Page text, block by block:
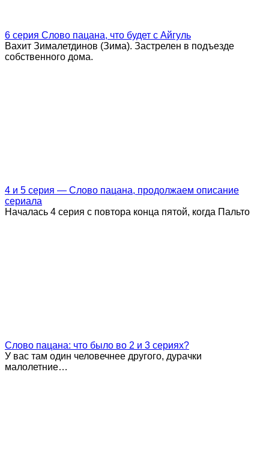
6 серия Слово пацана, что будет с Айгуль
Вахит Зималетдинов (Зима). Застрелен в подъезде
собственного дома.
4 и 5 серия — Слово пацана, продолжаем описание
сериала
Началась 4 серия с повтора конца пятой, когда Пальто
Слово пацана: что было во 2 и 3 сериях?
У вас там один человечнее другого, дурачки
малолетние…